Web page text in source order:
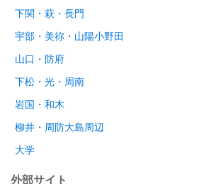
下関・萩・長門
宇部・美祢・山陽小野田
山口・防府
下松・光・周南
岩国・和木
柳井・周防大島周辺
大学
外部サイト